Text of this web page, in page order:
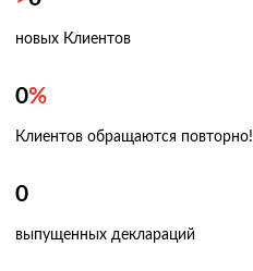
новых Клиентов
0%
Клиентов обращаются повторно!
0
выпущенных деклараций